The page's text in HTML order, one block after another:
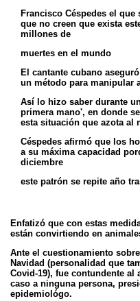
Francisco Céspedes el que
que no creen que exista
millones de
muertes en el mundo
El cantante cubano
un método para manipular
Así lo hizo saber durante
primera mano', en donde
esta situación que azota al
Céspedes afirmó que los
a su máxima capacidad
diciembre
este patrón se repite año
Enfatizó que con estas
están convirtiendo en
Ante el cuestionamiento
Navidad (personalidad que
Covid-19), fue contundente al
caso a ninguna persona,
epidemiológo.